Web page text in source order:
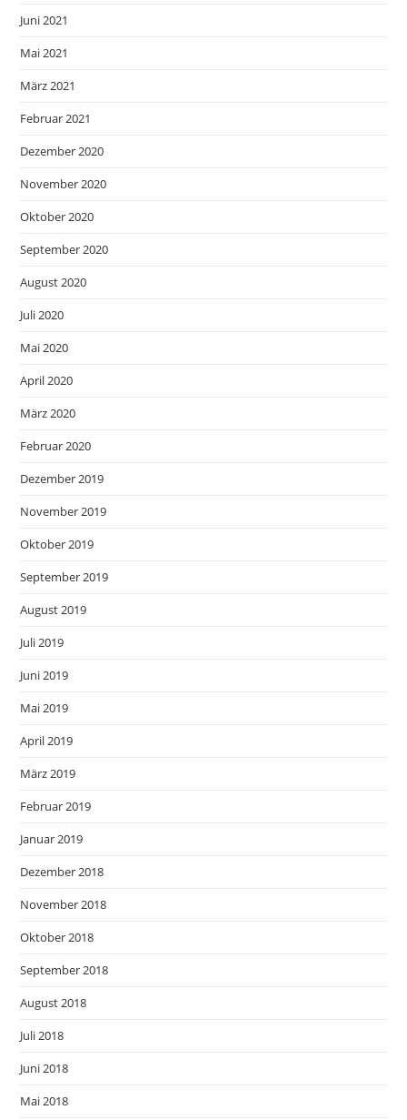
Juni 2021
Mai 2021
März 2021
Februar 2021
Dezember 2020
November 2020
Oktober 2020
September 2020
August 2020
Juli 2020
Mai 2020
April 2020
März 2020
Februar 2020
Dezember 2019
November 2019
Oktober 2019
September 2019
August 2019
Juli 2019
Juni 2019
Mai 2019
April 2019
März 2019
Februar 2019
Januar 2019
Dezember 2018
November 2018
Oktober 2018
September 2018
August 2018
Juli 2018
Juni 2018
Mai 2018